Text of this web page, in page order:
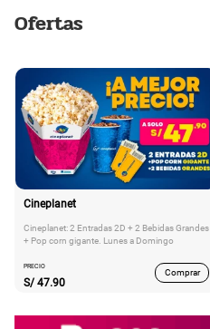
Ofertas
Cineplanet
Cineplanet: 2 Entradas 2D + 2 Bebidas Grandes
+ Pop corn gigante. Lunes a Domingo
PRECIO
S/ 47.90
Comprar